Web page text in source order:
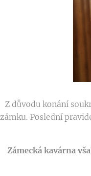
Z důvodu konání
zámku. Poslední
Zámecká kavárna